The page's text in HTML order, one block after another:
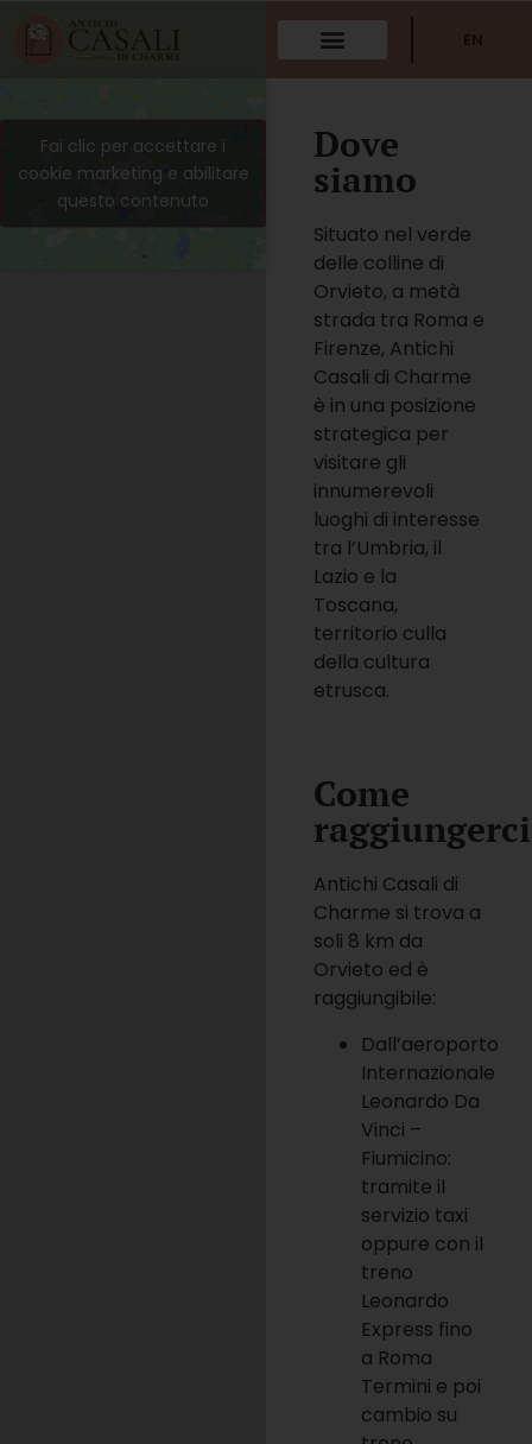
Fai clic per accettare i
cookie marketing e abilitare
questo contenuto
Dove
siamo
Situato nel verde
delle colline di
Orvieto, a metà
strada tra Roma e
Firenze, Antichi
Casali di Charme
è in una posizione
strategica per
visitare gli
innumerevoli
luoghi di interesse
tra l’Umbria, il
Lazio e la
Toscana,
territorio culla
della cultura
etrusca.
Come
raggiungerci
Antichi Casali di
Charme si trova a
soli 8 km da
Orvieto ed è
raggiungibile:
Dall’aeroporto
Internazionale
Leonardo Da
Vinci –
Fiumicino:
tramite il
servizio taxi
oppure con il
treno
Leonardo
Express fino
a Roma
Termini e poi
cambio su